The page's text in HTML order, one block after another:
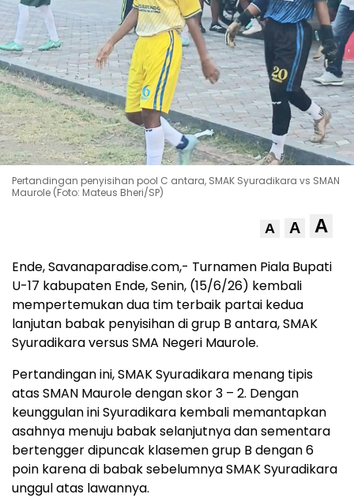
Pertandingan penyisihan pool C antara, SMAK Syuradikara vs SMAN
Maurole (Foto: Mateus Bheri/SP)
A A A
Ende, Savanaparadise.com,- Turnamen Piala Bupati
U-17 kabupaten Ende, Senin, (15/6/26) kembali
mempertemukan dua tim terbaik partai kedua
lanjutan babak penyisihan di grup B antara, SMAK
Syuradikara versus SMA Negeri Maurole.
Pertandingan ini, SMAK Syuradikara menang tipis
atas SMAN Maurole dengan skor 3 – 2. Dengan
keunggulan ini Syuradikara kembali memantapkan
asahnya menuju babak selanjutnya dan sementara
bertengger dipuncak klasemen grup B dengan 6
poin karena di babak sebelumnya SMAK Syuradikara
unggul atas lawannya.